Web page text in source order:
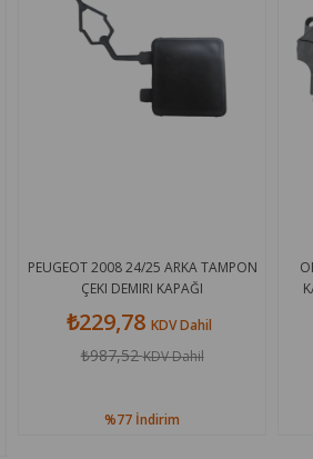
PEUGEOT 2008 24/25 ARKA TAMPON
ÇEKI DEMIRI KAPAĞI
₺229,78KDV Dahil
₺987,52KDV Dahil
%77İndirim